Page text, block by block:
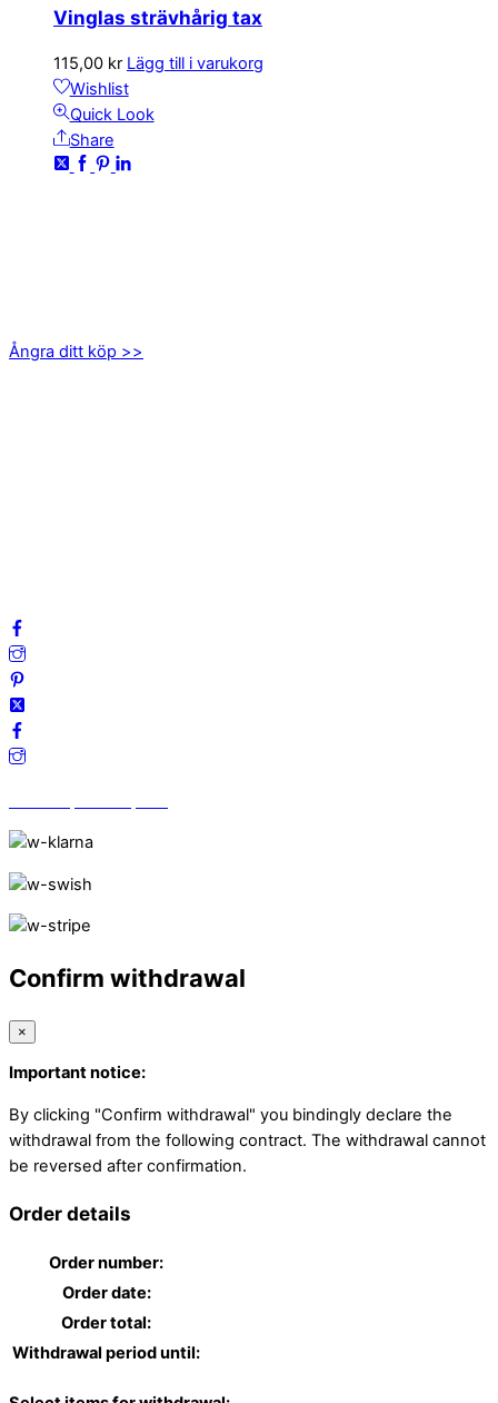
Vinglas strävhårig tax
115,00 kr Lägg till i varukorg
Wishlist
Quick Look
Share
Ångra ditt köp >>
Confirm withdrawal
×
Important notice:
By clicking "Confirm withdrawal" you bindingly declare the
withdrawal from the following contract. The withdrawal cannot
be reversed after confirmation.
Order details
Order number:
Order date:
Order total:
Withdrawal period until: